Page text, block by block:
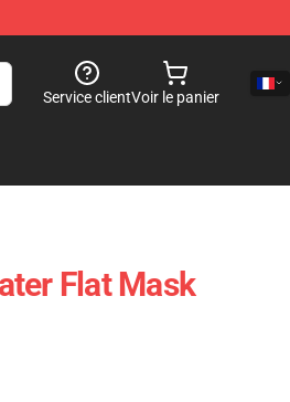
Service clientVoir le panier
Flat Mask